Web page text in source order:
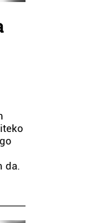
da.